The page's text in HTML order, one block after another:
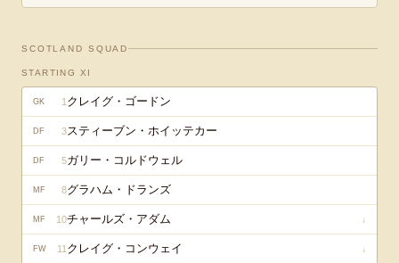
SCOTLAND SQUAD
STARTING XI
GK 1 クレイグ・ゴードン
DF 3スティーブン・ホイッテカー
DF 5ガリー・コルドウェル
MF 8グラハム・ドランズ
MF 10チャールズ・アダム ↓
FW 11 クレイグ・コンウェイ ↓